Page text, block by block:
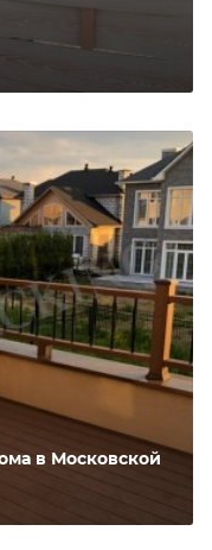
в Московской